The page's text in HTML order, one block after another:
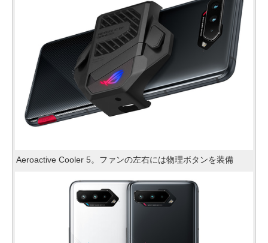
Aeroactive Cooler 5。ファンの左右には物理ボタンを装備